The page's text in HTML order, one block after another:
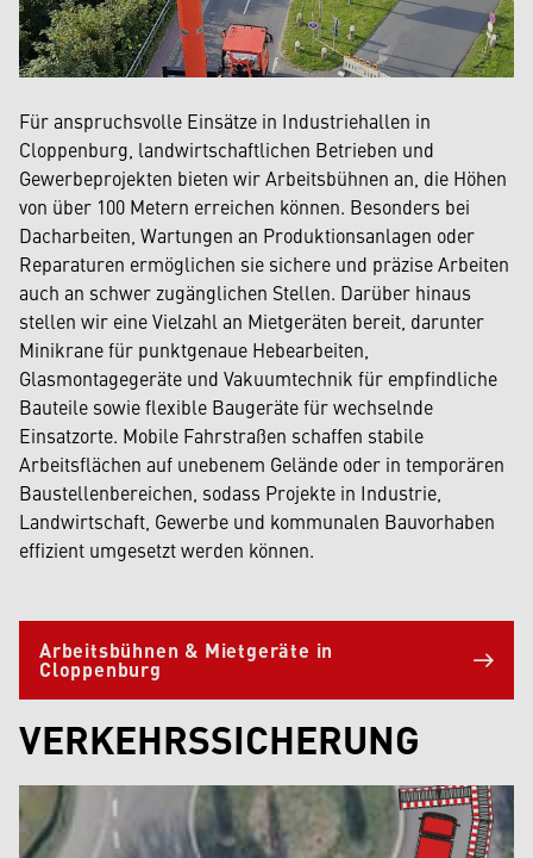
Für anspruchsvolle Einsätze in Industriehallen in
Cloppenburg, landwirtschaftlichen Betrieben und
Gewerbeprojekten bieten wir Arbeitsbühnen an, die Höhen
von über 100 Metern erreichen können. Besonders bei
Dacharbeiten, Wartungen an Produktionsanlagen oder
Reparaturen ermöglichen sie sichere und präzise Arbeiten
auch an schwer zugänglichen Stellen. Darüber hinaus
stellen wir eine Vielzahl an Mietgeräten bereit, darunter
Minikrane für punktgenaue Hebearbeiten,
Glasmontagegeräte und Vakuumtechnik für empfindliche
Bauteile sowie flexible Baugeräte für wechselnde
Einsatzorte. Mobile Fahrstraßen schaffen stabile
Arbeitsflächen auf unebenem Gelände oder in temporären
Baustellenbereichen, sodass Projekte in Industrie,
Landwirtschaft, Gewerbe und kommunalen Bauvorhaben
effizient umgesetzt werden können.
Arbeitsbühnen & Mietgeräte in
Cloppenburg
VERKEHRSSICHERUNG